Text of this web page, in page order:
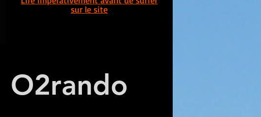
sur le site
O2rando